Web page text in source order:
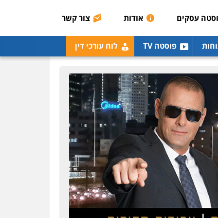
עסקים אודות צור קשר
פוסטה TV לוח עורכי דין
מחיקת כתבות מגוגל
ודחיקת אזכורים שליליים
דין
0522508109
אחסון אתרים
מהירות הגנה גיבוי
תמיכה שירותים מקצועיים
לעורכי דין
מרכז התחלה חדשה
אסירים עבירות מין
שירותים מקצועיים לעורכי
דין
0544500346
מאיה בלום, עו"ס,
טיפול ושיקום
טיפול בהתמכרויות